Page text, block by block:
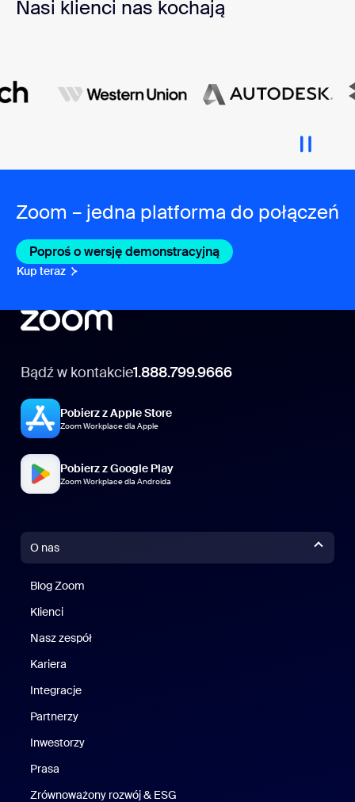
Nasi klienci nas kochają
Zoom – jedna platforma do połączeń
Poproś o wersję demonstracyjną
Kup teraz
Bądź w kontakcie1.888.799.9666
Pobierz z Apple Store
Zoom Workplace dla Apple
Pobierz z Google Play
Zoom Workplace dla Androida
O nas
Blog Zoom
Klienci
Nasz zespół
Kariera
Integracje
Partnerzy
Inwestorzy
Prasa
Zrównoważony rozwój & ESG